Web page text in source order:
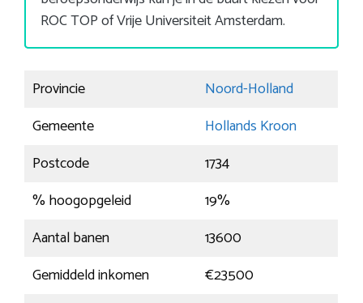
ROC TOP of Vrije Universiteit Amsterdam.
Provincie
Noord-Holland
Gemeente
Hollands Kroon
Postcode
1734
% hoogopgeleid
19%
Aantal banen
13600
Gemiddeld inkomen
€23500